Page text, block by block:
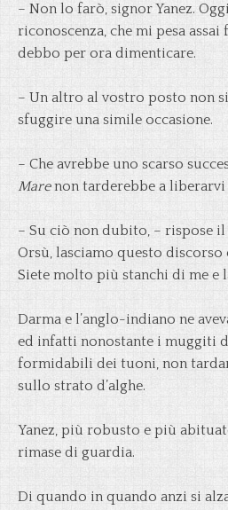
– Non lo farò, signor Yanez.
riconoscenza, che mi pesa assai
debbo per ora dimenticare.
– Un altro al vostro posto non
sfuggire una simile occasione.
– Che avrebbe uno scarso
Marenon tarderebbe a liberarvi
– Su ciò non dubito, – rispose
Orsù, lasciamo questo
Siete molto più stanchi di me e
Darma e l’anglo-indiano ne
ed infatti nonostante i muggiti
formidabili dei tuoni, non
sullo strato d’alghe.
Yanez, più robusto e più
rimase di guardia.
Di quando in quando anzi si